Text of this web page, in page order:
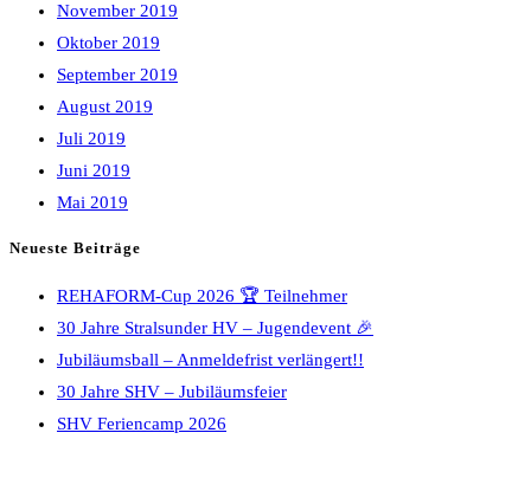
November 2019
Oktober 2019
September 2019
August 2019
Juli 2019
Juni 2019
Mai 2019
Neueste Beiträge
REHAFORM-Cup 2026 🏆 Teilnehmer
30 Jahre Stralsunder HV – Jugendevent 🎉
Jubiläumsball – Anmeldefrist verlängert!!
30 Jahre SHV – Jubiläumsfeier
SHV Feriencamp 2026